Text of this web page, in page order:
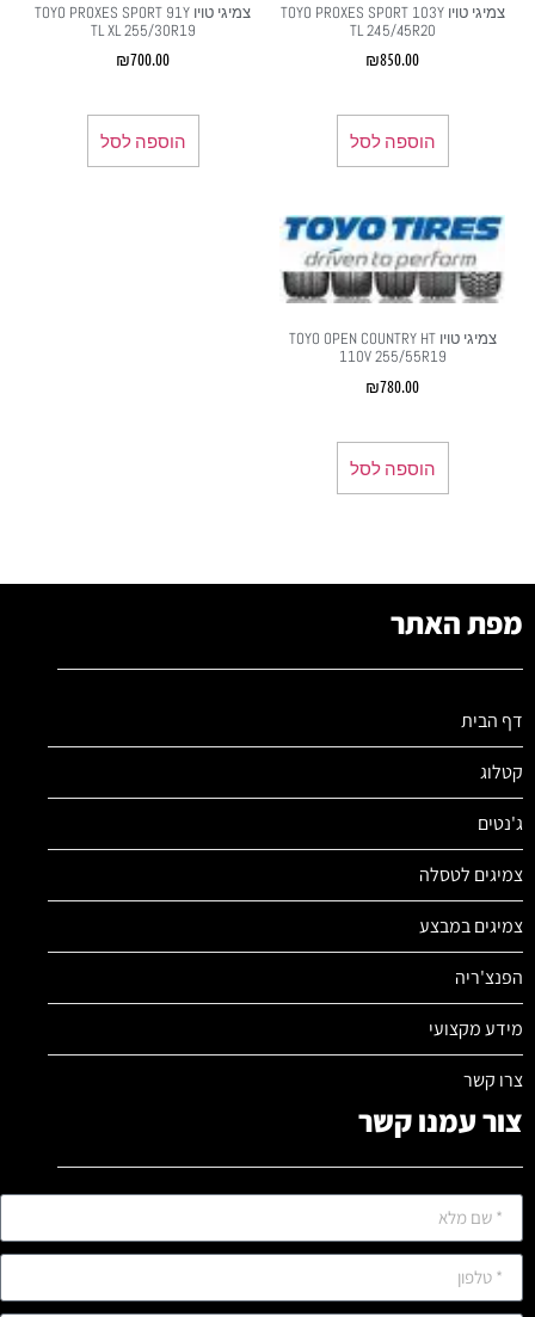
צמיגי טויו TOYO PROXES SPORT 103Y
TL 245/45R20
₪850.00
הוספה לסל
צמיגי טויו TOYO PROXES SPORT 91Y
TL XL 255/30R19
₪700.00
הוספה לסל
צמיגי טויו TOYO OPEN COUNTRY HT
110V 255/55R19
₪780.00
הוספה לסל
מפת האתר
דף הבית
קטלוג
ג'נטים
צמיגים לטסלה
צמיגים במבצע
הפנצ'ריה
מידע מקצועי
צרו קשר
צור עמנו קשר